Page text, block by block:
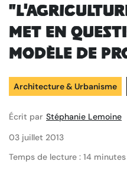
met en
modèle de
Architecture & Urbanisme
Écrit par Stéphanie Lemoine
03 juillet 2013
Temps de lecture : 14 minutes